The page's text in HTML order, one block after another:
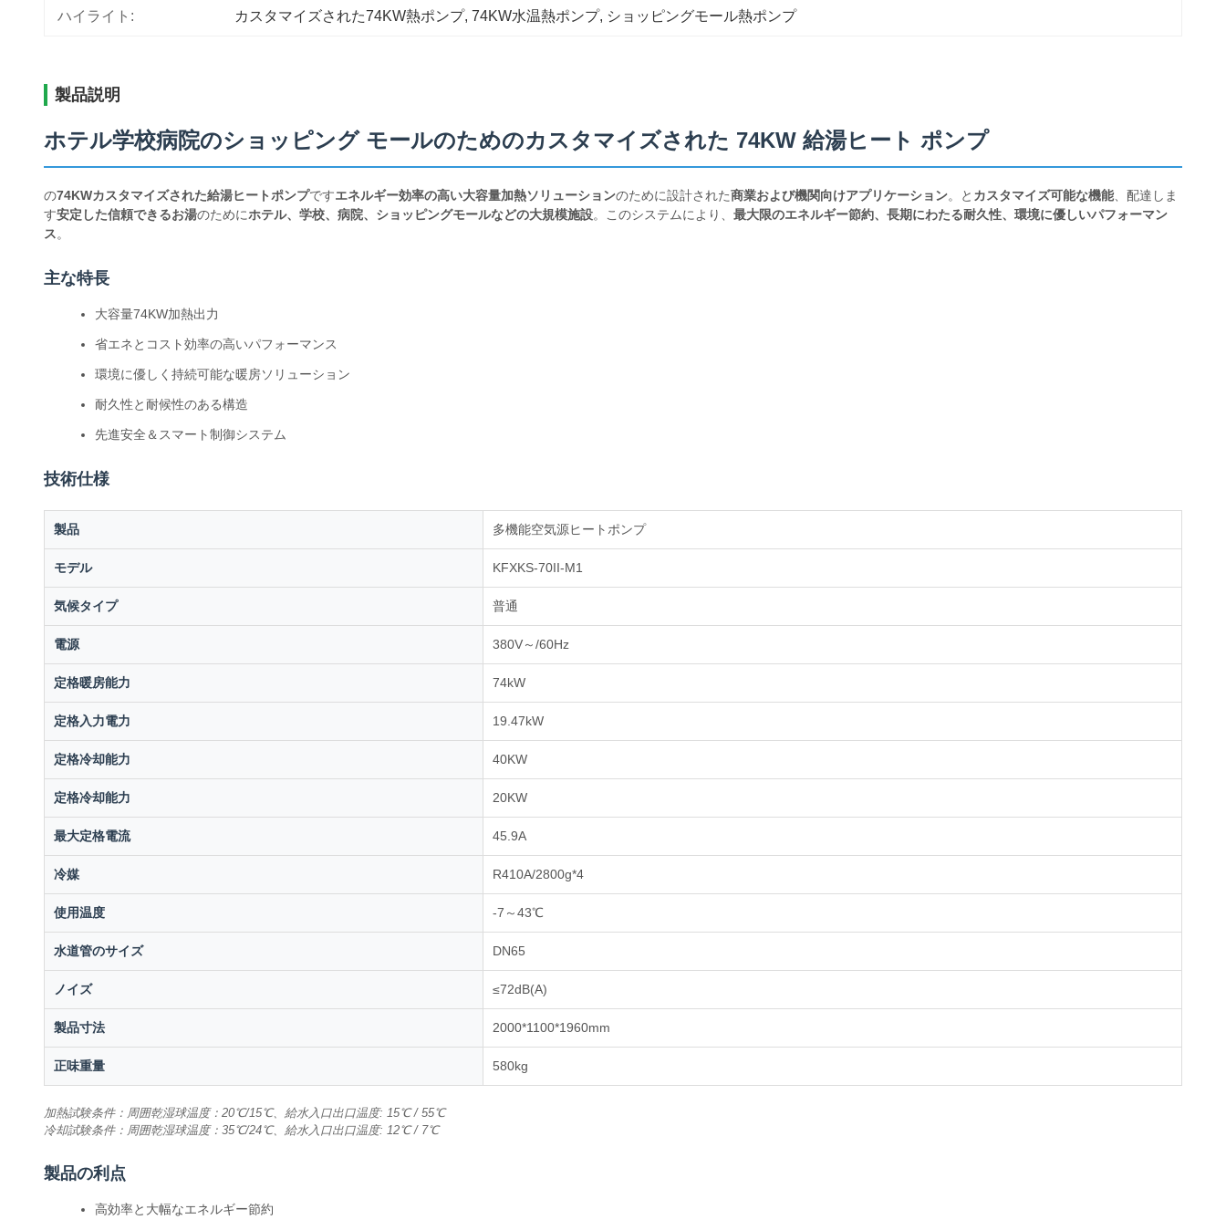
ハイライト: カスタマイズされた74KW熱ポンプ, 74KW水温熱ポンプ, ショッピングモール熱ポンプ
製品説明
ホテル学校病院のショッピング モールのためのカスタマイズされた 74KW 給湯ヒート ポンプ
の74KWカスタマイズされた給湯ヒートポンプですエネルギー効率の高い大容量加熱ソリューションのために設計された商業および機関向けアプリケーション。と カスタマイズ可能な機能、配達しま
す安定した信頼できるお湯のためにホテル、学校、病院、ショッピングモールなどの大規模施設。このシステムにより、 最大限のエネルギー節約、長期にわたる耐久性、環境に優しいパフォーマン
ス。
主な特長
大容量74KW加熱出力
省エネとコスト効率の高いパフォーマンス
環境に優しく持続可能な暖房ソリューション
耐久性と耐候性のある構造
先進安全＆スマート制御システム
技術仕様
製品 多機能空気源ヒートポンプ
モデル KFXKS-70II-M1
気候タイプ 普通
電源 380V～/60Hz
定格暖房能力 74kW
定格入力電力 19.47kW
定格冷却能力 40KW
定格冷却能力 20KW
最大定格電流 45.9A
冷媒 R410A/2800g*4
使用温度 -7～43℃
水道管のサイズ DN65
ノイズ ≤72dB(A)
製品寸法 2000*1100*1960mm
正味重量 580kg
加熱試験条件：周囲乾湿球温度：20℃/15℃、給水入口出口温度: 15℃ / 55℃
冷却試験条件：周囲乾湿球温度：35℃/24℃、給水入口出口温度: 12℃ / 7℃
製品の利点
高効率と大幅なエネルギー節約